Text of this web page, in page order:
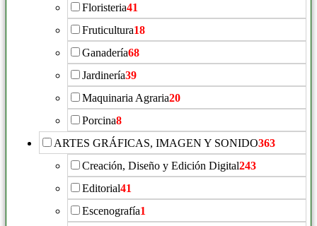
Floristeria41
Fruticultura18
Ganadería68
Jardinería39
Maquinaria Agraria20
Porcina8
ARTES GRÁFICAS, IMAGEN Y SONIDO363
Creación, Diseño y Edición Digital243
Editorial41
Escenografía1